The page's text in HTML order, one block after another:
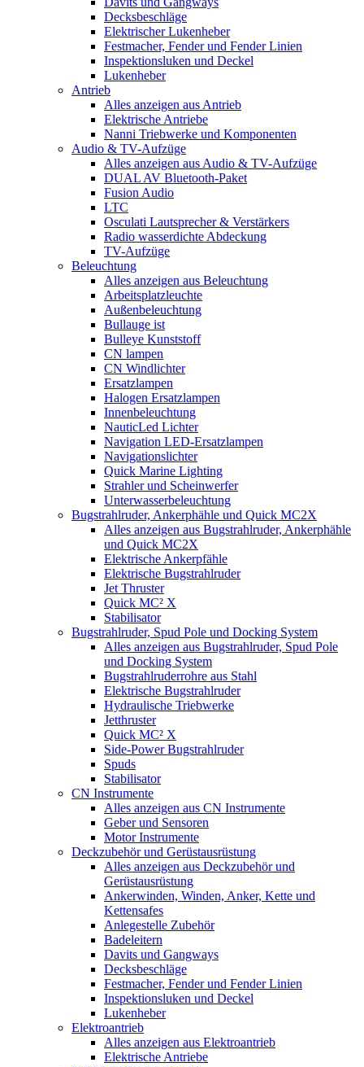
Decksbeschläge
Elektrischer Lukenheber
Festmacher, Fender und Fender Linien
Inspektionsluken und Deckel
Lukenheber
Antrieb
Alles anzeigen aus Antrieb
Elektrische Antriebe
Nanni Triebwerke und Komponenten
Audio & TV-Aufzüge
Alles anzeigen aus Audio & TV-Aufzüge
DUAL AV Bluetooth-Paket
Fusion Audio
LTC
Osculati Lautsprecher & Verstärkers
Radio wasserdichte Abdeckung
TV-Aufzüge
Beleuchtung
Alles anzeigen aus Beleuchtung
Arbeitsplatzleuchte
Außenbeleuchtung
Bullauge ist
Bulleye Kunststoff
CN lampen
CN Windlichter
Ersatzlampen
Halogen Ersatzlampen
Innenbeleuchtung
NauticLed Lichter
Navigation LED-Ersatzlampen
Navigationslichter
Quick Marine Lighting
Strahler und Scheinwerfer
Unterwasserbeleuchtung
Bugstrahlruder, Ankerphähle und Quick MC2X
Alles anzeigen aus Bugstrahlruder, Ankerphähle
und Quick MC2X
Elektrische Ankerpfähle
Elektrische Bugstrahlruder
Jet Thruster
Quick MC² X
Stabilisator
Bugstrahlruder, Spud Pole und Docking System
Alles anzeigen aus Bugstrahlruder, Spud Pole
und Docking System
Bugstrahlruderrohre aus Stahl
Elektrische Bugstrahlruder
Hydraulische Triebwerke
Jetthruster
Quick MC² X
Side-Power Bugstrahlruder
Spuds
Stabilisator
CN Instrumente
Alles anzeigen aus CN Instrumente
Geber und Sensoren
Motor Instrumente
Deckzubehör und Gerüstausrüstung
Alles anzeigen aus Deckzubehör und
Gerüstausrüstung
Ankerwinden, Winden, Anker, Kette und
Kettensafes
Anlegestelle Zubehör
Badeleitern
Davits und Gangways
Decksbeschläge
Festmacher, Fender und Fender Linien
Inspektionsluken und Deckel
Lukenheber
Elektroantrieb
Alles anzeigen aus Elektroantrieb
Elektrische Antriebe